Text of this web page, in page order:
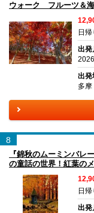
ウォーク フルーツ＆
日帰
出発
出発
多
8
『錦秋のムーミンバレ
の童話の世界！紅葉の
日帰
出発